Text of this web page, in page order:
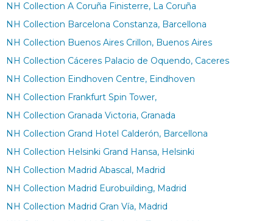
NH Collection A Coruña Finisterre, La Coruña
NH Collection Barcelona Constanza, Barcellona
NH Collection Buenos Aires Crillon, Buenos Aires
NH Collection Cáceres Palacio de Oquendo, Caceres
NH Collection Eindhoven Centre, Eindhoven
NH Collection Frankfurt Spin Tower,
NH Collection Granada Victoria, Granada
NH Collection Grand Hotel Calderón, Barcellona
NH Collection Helsinki Grand Hansa, Helsinki
NH Collection Madrid Abascal, Madrid
NH Collection Madrid Eurobuilding, Madrid
NH Collection Madrid Gran Vía, Madrid